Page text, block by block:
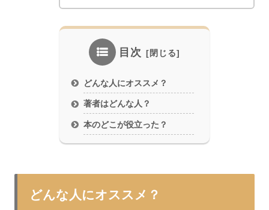
目次
どんな人にオススメ？
著者はどんな人？
本のどこが役立った？
どんな人にオススメ？